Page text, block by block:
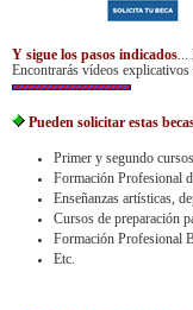
Y sigue los pasos indicados
Encontrarás vídeos explicativos
Pueden solicitar estas
Primer y segundo
Formación Profesional
Enseñanzas artísticas,
Cursos de preparación
Formación Profesional
Etc.